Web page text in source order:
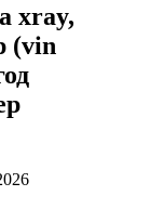
xray,
(vin